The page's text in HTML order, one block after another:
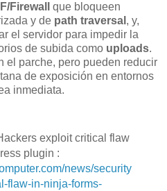
Firewall
que bloqueen
y de path traversal , y,
el servidor para impedir la
de subida como uploads.
el parche, pero pueden reducir
de exposición en entornos
inmediata.
exploit critical flaw
plugin :
news/security
flaw-in-ninja-forms-